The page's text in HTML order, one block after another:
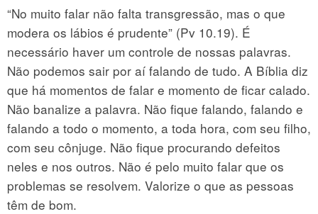
“No muito falar não falta transgressão, mas o que
modera os lábios é prudente” (Pv 10.19). É
necessário haver um controle de nossas palavras.
Não podemos sair por aí falando de tudo. A Bíblia diz
que há momentos de falar e momento de ficar calado.
Não banalize a palavra. Não fique falando, falando e
falando a todo o momento, a toda hora, com seu filho,
com seu cônjuge. Não fique procurando defeitos
neles e nos outros. Não é pelo muito falar que os
problemas se resolvem. Valorize o que as pessoas
têm de bom.